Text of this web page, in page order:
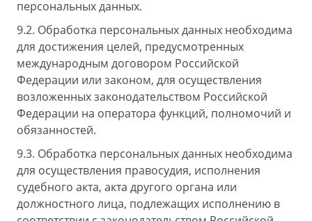
персональных данных.
9.2. Обработка персональных данных необходима
для достижения целей, предусмотренных
международным договором Российской
Федерации или законом, для осуществления
возложенных законодательством Российской
Федерации на оператора функций, полномочий и
обязанностей.
9.3. Обработка персональных данных необходима
для осуществления правосудия, исполнения
судебного акта, акта другого органа или
должностного лица, подлежащих исполнению в